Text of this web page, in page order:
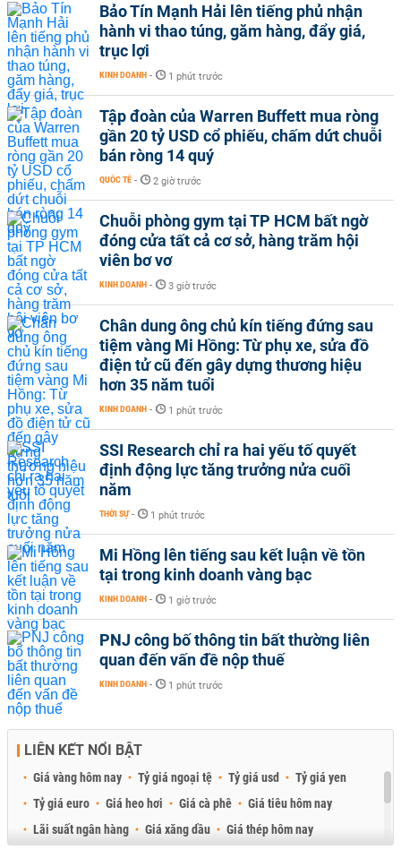
Bảo Tín Mạnh Hải lên tiếng phủ nhận
hành vi thao túng, găm hàng, đẩy giá,
trục lợi
KINH DOANH - 1 phút trước
Tập đoàn của Warren Buffett mua ròng
gần 20 tỷ USD cổ phiếu, chấm dứt chuỗi
bán ròng 14 quý
QUỐC TẾ - 2 giờ trước
Chuỗi phòng gym tại TP HCM bất ngờ
đóng cửa tất cả cơ sở, hàng trăm hội
viên bơ vơ
KINH DOANH - 3 giờ trước
Chân dung ông chủ kín tiếng đứng sau
tiệm vàng Mi Hồng: Từ phụ xe, sửa đồ
điện tử cũ đến gây dựng thương hiệu
hơn 35 năm tuổi
KINH DOANH - 1 phút trước
SSI Research chỉ ra hai yếu tố quyết
định động lực tăng trưởng nửa cuối
năm
THỜI SỰ - 1 phút trước
Mi Hồng lên tiếng sau kết luận về tồn
tại trong kinh doanh vàng bạc
KINH DOANH - 1 giờ trước
PNJ công bố thông tin bất thường liên
quan đến vấn đề nộp thuế
KINH DOANH - 1 phút trước
LIÊN KẾT NỔI BẬT
Giá vàng hôm nay Tỷ giá ngoại tệ Tỷ giá usd
Tỷ giá yen
Tỷ giá euro
Giá heo hơi Giá cà phê
Giá tiêu hôm nay
Lãi suất ngân hàng
Giá xăng dầu
Giá thép hôm nay